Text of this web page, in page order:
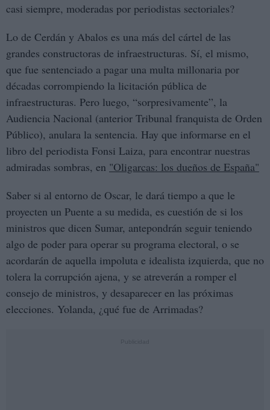
casi siempre, moderadas por periodistas sectoriales?
Lo de Cerdán y Abalos es una más del cártel de las
grandes constructoras de infraestructuras. Sí, el mismo,
que fue sentenciado a pagar una multa millonaria por
décadas corrompiendo la licitación pública de
infraestructuras. Pero luego, “sorpresivamente”, la
Audiencia Nacional (anterior Tribunal franquista de Orden
Público), anulara la sentencia. Hay que informarse en el
libro del periodista Fonsi Laiza, para encontrar nuestras
admiradas sombras, en "Oligarcas: los dueños de España"
Saber si al entorno de Oscar, le dará tiempo a que le
proyecten un Puente a su medida, es cuestión de si los
ministros que dicen Sumar, antepondrán seguir teniendo
algo de poder para operar su programa electoral, o se
acordarán de aquella impoluta e idealista izquierda, que no
tolera la corrupción ajena, y se atreverán a romper el
consejo de ministros, y desaparecer en las próximas
elecciones. Yolanda, ¿qué fue de Arrimadas?